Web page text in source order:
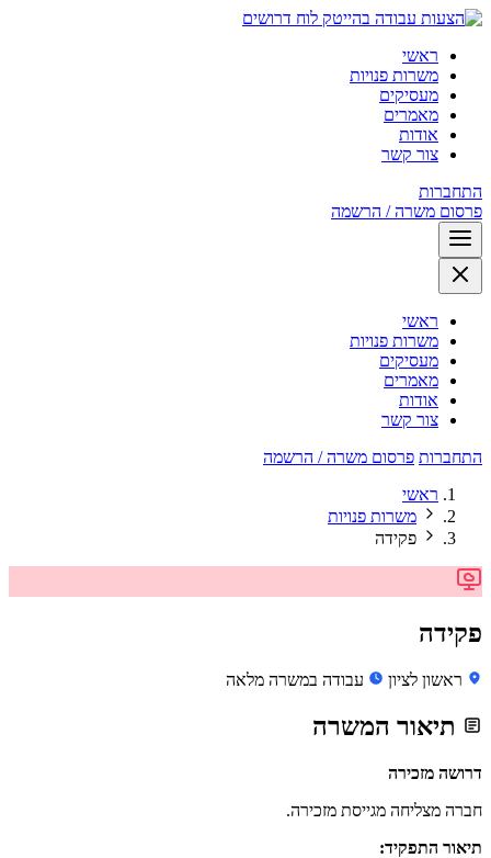
לוח דרושים
ראשי
משרות פנויות
מעסיקים
מאמרים
אודות
צור קשר
התחברות
פרסום משרה / הרשמה
ראשי
משרות פנויות
מעסיקים
מאמרים
אודות
צור קשר
התחברות פרסום משרה / הרשמה
ראשי
משרות פנויות
פקידה
פקידה
ראשון לציון עבודה במשרה מלאה
תיאור המשרה
דרושה מזכירה
חברה מצליחה מגייסת מזכירה.
תיאור התפקיד: